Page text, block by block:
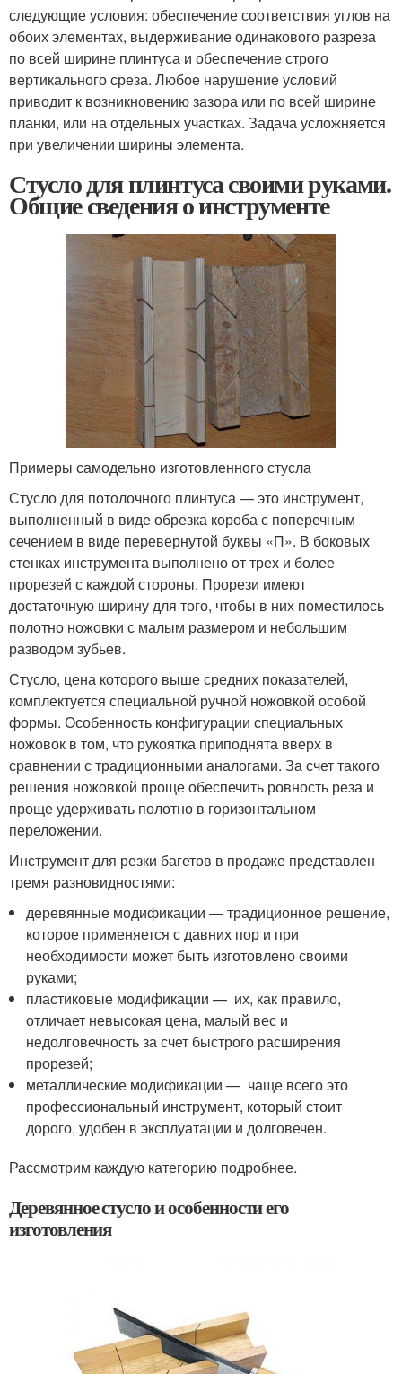
следующие условия: обеспечение соответствия углов на
обоих элементах, выдерживание одинакового разреза
по всей ширине плинтуса и обеспечение строго
вертикального среза. Любое нарушение условий
приводит к возникновению зазора или по всей ширине
планки, или на отдельных участках. Задача усложняется
при увеличении ширины элемента.
Стусло для плинтуса своими руками.
Общие сведения о инструменте
Примеры самодельно изготовленного стусла
Стусло для потолочного плинтуса — это инструмент,
выполненный в виде обрезка короба с поперечным
сечением в виде перевернутой буквы «П». В боковых
стенках инструмента выполнено от трех и более
прорезей с каждой стороны. Прорези имеют
достаточную ширину для того, чтобы в них поместилось
полотно ножовки с малым размером и небольшим
разводом зубьев.
Стусло, цена которого выше средних показателей,
комплектуется специальной ручной ножовкой особой
формы. Особенность конфигурации специальных
ножовок в том, что рукоятка приподнята вверх в
сравнении с традиционными аналогами. За счет такого
решения ножовкой проще обеспечить ровность реза и
проще удерживать полотно в горизонтальном
переложении.
Инструмент для резки багетов в продаже представлен
тремя разновидностями:
деревянные модификации — традиционное решение,
которое применяется с давних пор и при
необходимости может быть изготовлено своими
руками;
пластиковые модификации — их, как правило,
отличает невысокая цена, малый вес и
недолговечность за счет быстрого расширения
прорезей;
металлические модификации — чаще всего это
профессиональный инструмент, который стоит
дорого, удобен в эксплуатации и долговечен.
Рассмотрим каждую категорию подробнее.
Деревянное стусло и особенности его
изготовления